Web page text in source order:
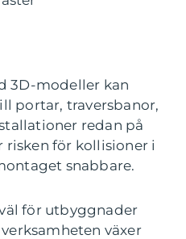
3D-modeller kan
portar, traversbanor,
redan på
för kollisioner i
snabbare.
för utbyggnader
växer